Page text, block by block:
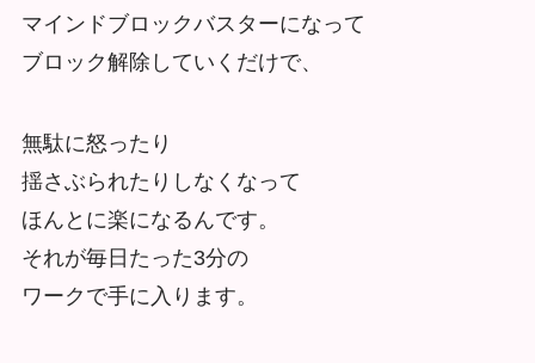
マインドブロックバスターになって
ブロック解除していくだけで、
無駄に怒ったり
揺さぶられたりしなくなって
ほんとに楽になるんです。
それが毎日たった3分の
ワークで手に入ります。